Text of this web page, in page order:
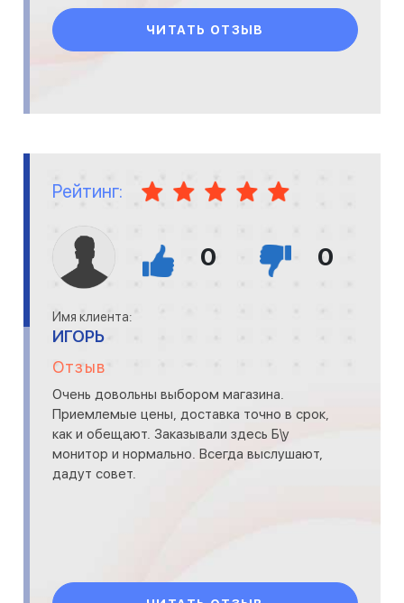
ЧИТАТЬ ОТЗЫВ
Рейтинг:
0 0
Имя клиента:
ИГОРЬ
Отзыв
Очень довольны выбором магазина.
Приемлемые цены, доставка точно в срок,
как и обещают. Заказывали здесь Б\у
монитор и нормально. Всегда выслушают,
дадут совет.